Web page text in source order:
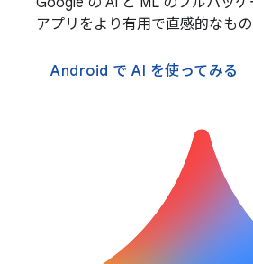
アプリをより有用で直感的なもの
Android で AI を使ってみる